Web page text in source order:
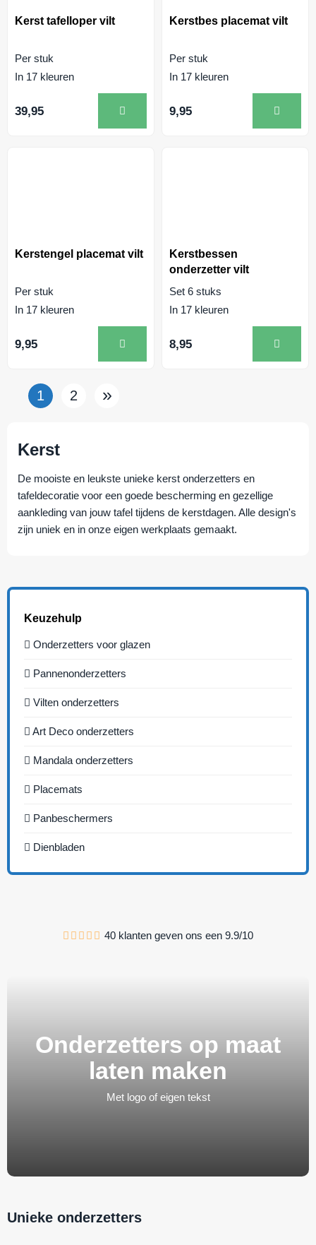
Kerst tafelloper vilt
Per stuk
In 17 kleuren
39,95
Kerstbes placemat vilt
Per stuk
In 17 kleuren
9,95
Kerstengel placemat vilt
Per stuk
In 17 kleuren
9,95
Kerstbessen
onderzetter vilt
Set 6 stuks
In 17 kleuren
8,95
1 2 »
Kerst
De mooiste en leukste unieke kerst onderzetters en
tafeldecoratie voor een goede bescherming en gezellige
aankleding van jouw tafel tijdens de kerstdagen. Alle design's
zijn uniek en in onze eigen werkplaats gemaakt.
Keuzehulp
Onderzetters voor glazen
Pannenonderzetters
Vilten onderzetters
Art Deco onderzetters
Mandala onderzetters
Placemats
Panbeschermers
Dienbladen
40 klanten geven ons een 9.9/10
Onderzetters op maat
laten maken
Met logo of eigen tekst
Unieke onderzetters